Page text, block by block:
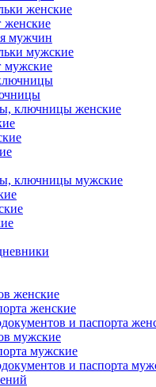
женские
женские
мужчин
мужские
мужские
ключницы женские
ключницы мужские
женские
женские
и паспорта
мужские
мужские
и паспорта